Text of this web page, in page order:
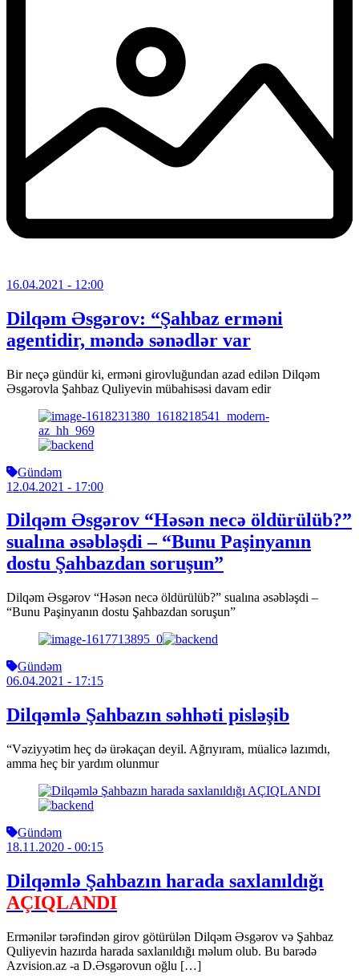
16.04.2021 - 12:00
Dilqəm Əsgərov: “Şahbaz erməni
agentidir, məndə sənədlər var
Bir neçə gündür ki, erməni girovluğundan azad edilən Dilqəm
Əsgərovla Şahbaz Quliyevin mübahisəsi davam edir
Gündəm
12.04.2021 - 17:00
Dilqəm Əsgərov “Həsən necə öldürülüb?”
sualına əsəbləşdi – “Bunu Paşinyanın
dostu Şahbazdan soruşun”
Dilqəm Əsgərov “Həsən necə öldürülüb?” sualına əsəbləşdi –
“Bunu Paşinyanın dostu Şahbazdan soruşun”
Gündəm
06.04.2021 - 17:15
Dilqəmlə Şahbazın səhhəti pisləşib
“Vəziyyətim heç də ürəkaçan deyil. Ağrıyıram, müalicə lazımdı,
amma heç bir yardım olunmur
Gündəm
18.11.2020 - 00:15
Dilqəmlə Şahbazın harada saxlanıldığı
AÇIQLANDI
Ermənilər tərəfindən girov götürülən Dilqəm Əsgərov və Şahbaz
Quliyevin hazırda harada saxlanıldığı məlum olub. Bu barədə
Azvision.az -a D.Əsgərovun oğlu […]